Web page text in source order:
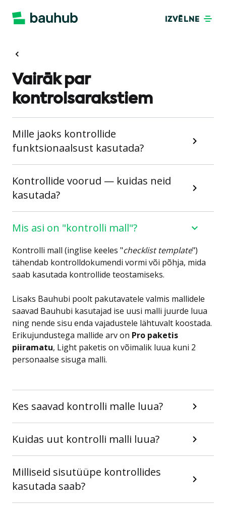
IZVĒLNE
Vairāk par
kontrolsarakstiem
Mille jaoks kontrollide
funktsionaalsust kasutada?
Kontrollide voorud — kuidas neid
kasutada?
Mis asi on "kontrolli mall"?
Kontrolli mall (inglise keeles "checklist template")
tähendab kontrolldokumendi vormi või põhja, mida
saab kasutada kontrollide teostamiseks.
Lisaks Bauhubi poolt pakutavatele valmis mallidele
saavad Bauhubi kasutajad ise uusi malli juurde luua
ning nende sisu enda vajadustele lähtuvalt koostada.
Erikujundustega mallide arv on Pro paketis
piiramatu, Light paketis on võimalik luua kuni 2
personaalse sisuga malli.
Kes saavad kontrolli malle luua?
Kuidas uut kontrolli malli luua?
Milliseid sisutüüpe kontrollides
kasutada saab?